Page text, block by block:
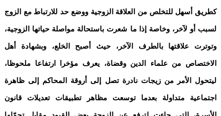
كطريق أسهل للتخلص من العلاقة الزوجية ووضع حد للارتباط مع الزوج
لسبب أو لآخر، وخاصة إذا ما شعرت باستحالة مواصلة حياتها الزوجية،
وتوترت علاقتها بالطرف الآخر، حيث أصبح الخلع، وبشهادة أهل
الاختصاص من علماء الدين وقضاة، يعرف مؤخرا ارتفاعا ملحوظا،
ليتحول الأمر من زيجات نادرة تصل إلى أروقة المحاكم إلى ظاهرة
اجتماعية متداولة بعدما توسعت مظاهر تطبيقات تعديلات قانون